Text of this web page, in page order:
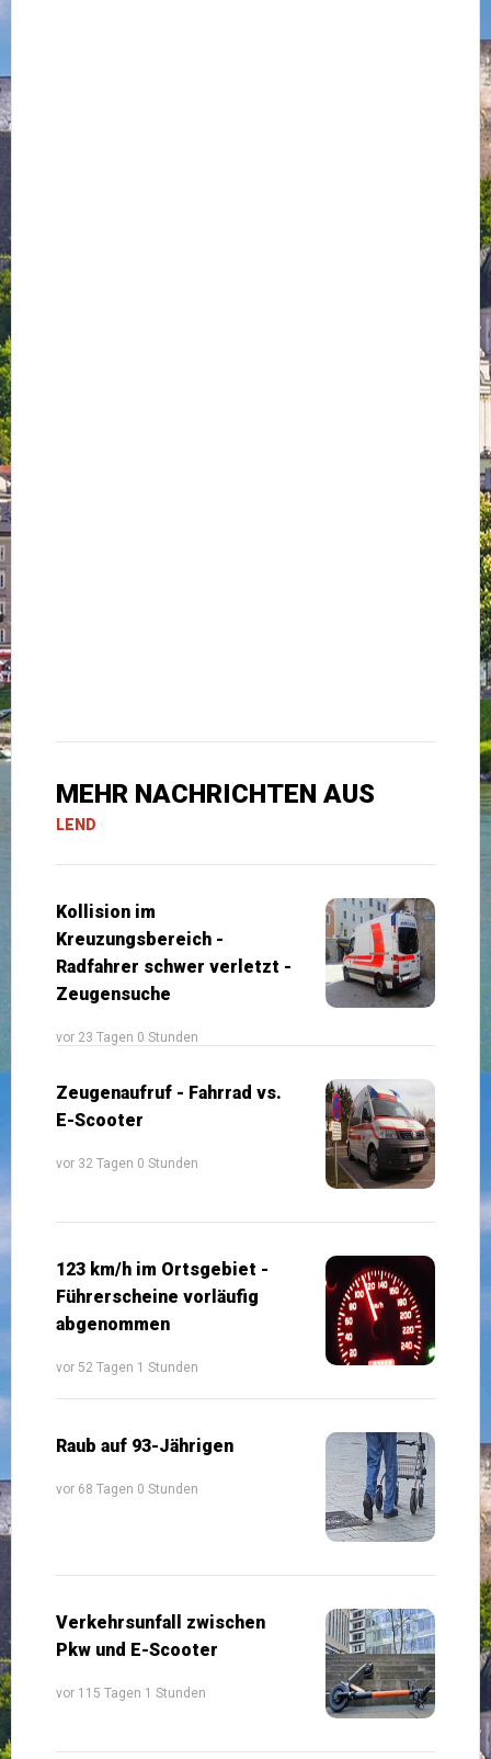
MEHR NACHRICHTEN AUS
LEND
Kollision im
Kreuzungsbereich -
Radfahrer schwer verletzt -
Zeugensuche
vor 23 Tagen 0 Stunden
Zeugenaufruf - Fahrrad vs.
E-Scooter
vor 32 Tagen 0 Stunden
123 km/h im Ortsgebiet -
Führerscheine vorläufig
abgenommen
vor 52 Tagen 1 Stunden
Raub auf 93-Jährigen
vor 68 Tagen 0 Stunden
Verkehrsunfall zwischen
Pkw und E-Scooter
vor 115 Tagen 1 Stunden